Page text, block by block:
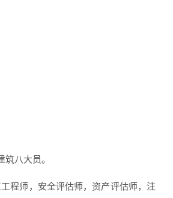
八大员。
程师，安全评估师，资产评估师，注